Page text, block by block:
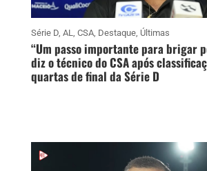
Série D, AL, CSA, Destaque, Últimas
“Um passo importante para brigar
diz o técnico do CSA após
quartas de final da Série D